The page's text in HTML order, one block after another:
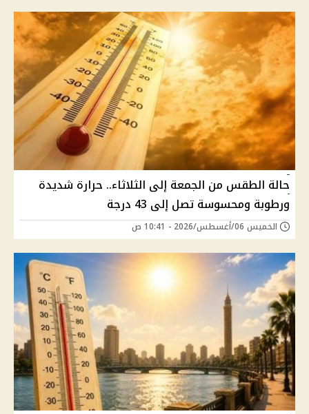
حالة الطقس من الجمعة إلى الثلاثاء.. حرارة شديدة
ورطوبة ومحسوسة تصل إلى 43 درجة
الخميس 06/أغسطس/2026 - 10:41 ص